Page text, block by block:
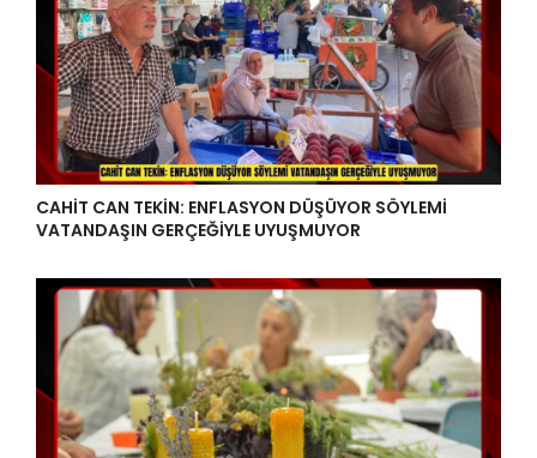
CAHİT CAN TEKİN: ENFLASYON DÜŞÜYOR SÖYLEMİ
VATANDAŞIN GERÇEĞİYLE UYUŞMUYOR